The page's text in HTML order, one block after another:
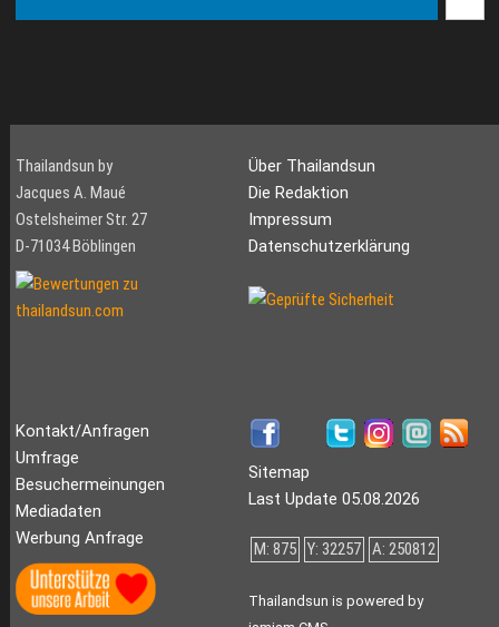
Thailandsun by
Jacques A. Maué
Ostelsheimer Str. 27
D-71034 Böblingen
Über Thailandsun
Die Redaktion
Impressum
Datenschutzerklärung
Kontakt/Anfragen
Umfrage
Besuchermeinungen
Mediadaten
Werbung Anfrage
Sitemap
Last Update 05.08.2026
M: 875 Y: 32257 A: 250812
Thailandsun is powered by